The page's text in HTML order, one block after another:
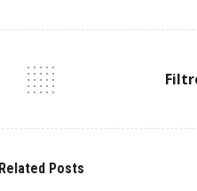
Related Posts